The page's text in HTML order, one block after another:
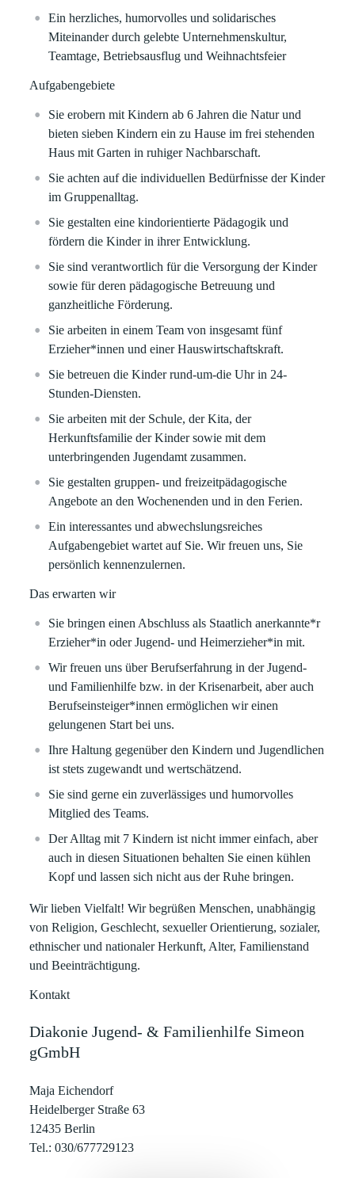
Ein herzliches, humorvolles und solidarisches
Miteinander durch gelebte Unternehmenskultur,
Teamtage, Betriebsausflug und Weihnachtsfeier
Aufgabengebiete
Sie erobern mit Kindern ab 6 Jahren die Natur und
bieten sieben Kindern ein zu Hause im frei stehenden
Haus mit Garten in ruhiger Nachbarschaft.
Sie achten auf die individuellen Bedürfnisse der Kinder
im Gruppenalltag.
Sie gestalten eine kindorientierte Pädagogik und
fördern die Kinder in ihrer Entwicklung.
Sie sind verantwortlich für die Versorgung der Kinder
sowie für deren pädagogische Betreuung und
ganzheitliche Förderung.
Sie arbeiten in einem Team von insgesamt fünf
Erzieher*innen und einer Hauswirtschaftskraft.
Sie betreuen die Kinder rund-um-die Uhr in 24-
Stunden-Diensten.
Sie arbeiten mit der Schule, der Kita, der
Herkunftsfamilie der Kinder sowie mit dem
unterbringenden Jugendamt zusammen.
Sie gestalten gruppen- und freizeitpädagogische
Angebote an den Wochenenden und in den Ferien.
Ein interessantes und abwechslungsreiches
Aufgabengebiet wartet auf Sie. Wir freuen uns, Sie
persönlich kennenzulernen.
Das erwarten wir
Sie bringen einen Abschluss als Staatlich anerkannte*r
Erzieher*in oder Jugend- und Heimerzieher*in mit.
Wir freuen uns über Berufserfahrung in der Jugend-
und Familienhilfe bzw. in der Krisenarbeit, aber auch
Berufseinsteiger*innen ermöglichen wir einen
gelungenen Start bei uns.
Ihre Haltung gegenüber den Kindern und Jugendlichen
ist stets zugewandt und wertschätzend.
Sie sind gerne ein zuverlässiges und humorvolles
Mitglied des Teams.
Der Alltag mit 7 Kindern ist nicht immer einfach, aber
auch in diesen Situationen behalten Sie einen kühlen
Kopf und lassen sich nicht aus der Ruhe bringen.
Wir lieben Vielfalt! Wir begrüßen Menschen, unabhängig
von Religion, Geschlecht, sexueller Orientierung, sozialer,
ethnischer und nationaler Herkunft, Alter, Familienstand
und Beeinträchtigung.
Kontakt
Diakonie Jugend- & Familienhilfe Simeon
gGmbH
Maja Eichendorf
Heidelberger Straße 63
12435 Berlin
Tel.: 030/677729123